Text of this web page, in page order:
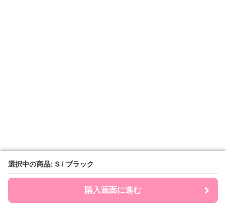
選択中の商品: S / ブラック
購入画面に進む
選択中の商品: S / ブラック
購入画面に進む